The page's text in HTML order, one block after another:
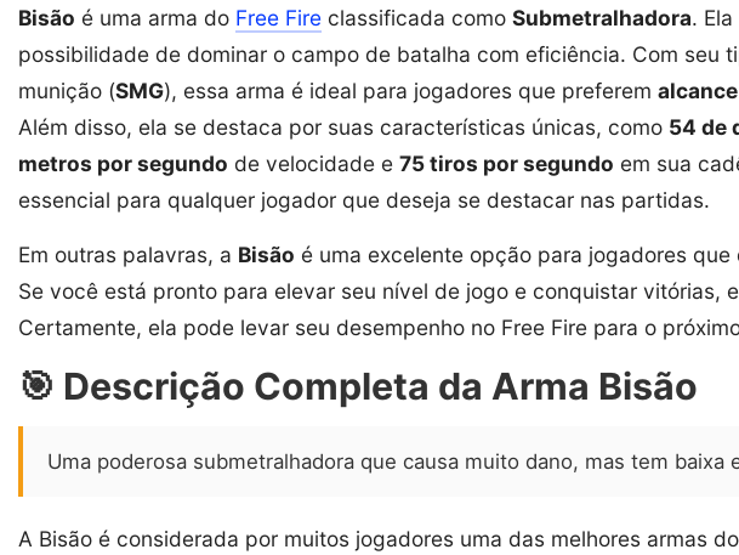
Bisão é uma arma do Free Fire classificada como Submetralhadora.
possibilidade de dominar o campo de batalha com eficiência. Com seu
munição (SMG), essa arma é ideal para jogadores que preferem
Além disso, ela se destaca por suas características únicas, como 54 de
metros por segundo de velocidade e 75 tiros por segundo em sua
essencial para qualquer jogador que deseja se destacar nas partidas.
Em outras palavras, a Bisão é uma excelente opção para jogadores que
Se você está pronto para elevar seu nível de jogo e conquistar vitórias,
Certamente, ela pode levar seu desempenho no Free Fire para o
🎯 Descrição Completa da Arma Bisão
Uma poderosa submetralhadora que causa muito dano, mas tem baixa
A Bisão é considerada por muitos jogadores uma das melhores armas